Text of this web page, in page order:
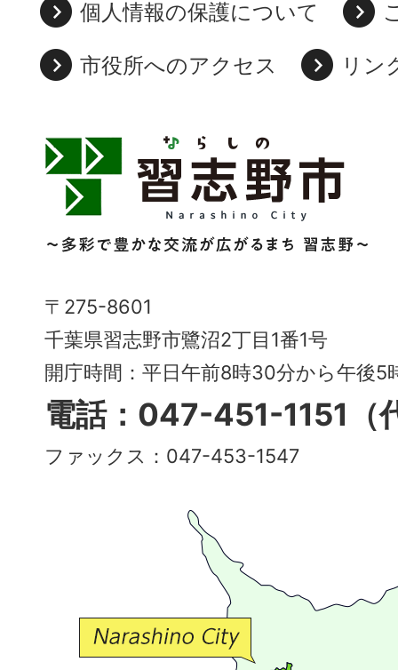
個人情報の保護について
市役所へのアクセス
リン
習
志
野
市
Narashino
City
～
多
彩
で
〒275-8601
千葉県習志野市鷺沼2丁目1番1号
開庁時間：平日午前8時30分から午後5
電話：047-451-1151（
ファックス：047-453-1547